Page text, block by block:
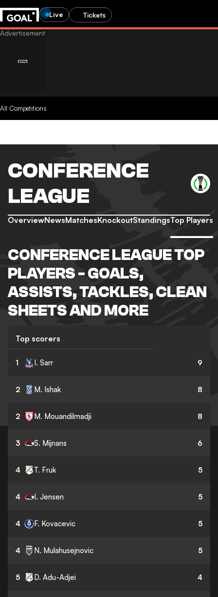
Live Tickets
All Competitions
CONFERENCE
LEAGUE
OverviewNewsMatchesKnockoutStandingsTop Players
CONFERENCE LEAGUE TOP
PLAYERS - GOALS,
ASSISTS, TACKLES, CLEAN
SHEETS AND MORE
Top scorers
1 I. Sarr 9
2 M. Ishak 8
2 M. Mouandilmadji 8
3 S. Mijnans 6
4 T. Fruk 5
4 I. Jensen 5
4 F. Kovacevic 5
4 N. Mulahusejnovic 5
5 D. Adu-Adjei 4